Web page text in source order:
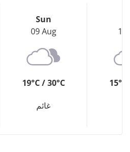
Sun
09 Aug
19°C / 30°C
غائم
10
15°C